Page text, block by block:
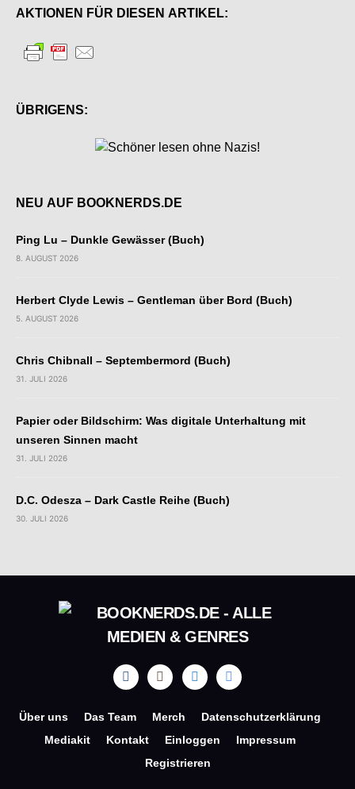
AKTIONEN FÜR DIESEN ARTIKEL:
ÜBRIGENS:
NEU AUF BOOKNERDS.DE
Ping Lu – Dunkle Gewässer (Buch)
8. AUGUST 2026
Herbert Clyde Lewis – Gentleman über Bord (Buch)
5. AUGUST 2026
Chris Chibnall – Septembermord (Buch)
31. JULI 2026
Papier oder Bildschirm: Was digitale Unterhaltung mit
unseren Sinnen macht
31. JULI 2026
D.C. Odesza – Dark Castle Reihe (Buch)
30. JULI 2026
Über uns Das Team Merch
Datenschutzerklärung
Mediakit
Kontakt Einloggen
Impressum
Registrieren